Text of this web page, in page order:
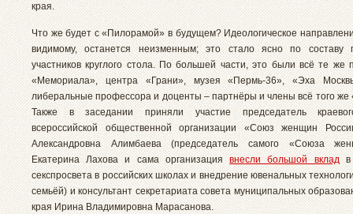
края.
Что же будет с «Пилорамой» в будущем? Идеологическое
видимому, останется неизменным; это стало ясно по составу
участников круглого стола. По большей части, это были всё те же
«Мемориала», центра «Грани», музея «Пермь-36», «Эха
либеральные профессора и доценты – партнёры и члены всё того
Также в заседании приняли участие председатель
всероссийской общественной организации «Союз женщин
Александровна Алимбаева (председатель самого «Союза
Екатерина Лахова и сама организациявнесли большой вкладв
секспросвета в российских школах и внедрение ювенальных
семьёй) и консультант секретариата совета муниципальных
края Ирина Владимировна Марасанова.